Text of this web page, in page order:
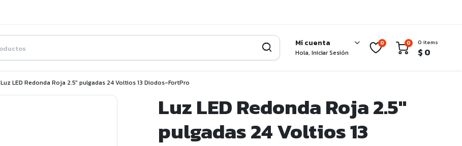
Mi cuenta
Hola, Iniciar Sesión
0 0 0 items
$ 0
Luz LED Redonda Roja 2.5″ pulgadas 24 Voltios 13 Diodos-FortPro
Luz LED Redonda Roja 2.5″
pulgadas 24 Voltios 13